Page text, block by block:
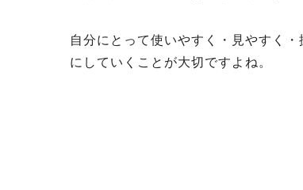
自分にとって使いやすく・見やすく
にしていくことが大切ですよね。